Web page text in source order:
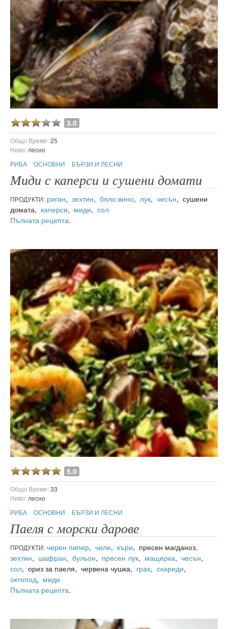
3.0
Общо Време:25
Ниво: лесно
РИБА
ОСНОВНИ БЪРЗИ И ЛЕСНИ
Миди с каперси и сушени домати
ПРОДУКТИ: риган, зехтин, бяло вино, лук, чесън, сушени
домата, каперси, миди, сол
Пълната рецепта.
5.0
Общо Време:33
Ниво: лесно
РИБА
ОСНОВНИ БЪРЗИ И ЛЕСНИ
Паеля с морски дарове
ПРОДУКТИ: черен пипер, чили, къри, пресен магданоз,
зехтин, шафран, бульон, пресен лук, мащерка, чесън,
сол, ориз за паеля, червена чушка, грах, скариди,
октопод, миди
Пълната рецепта.